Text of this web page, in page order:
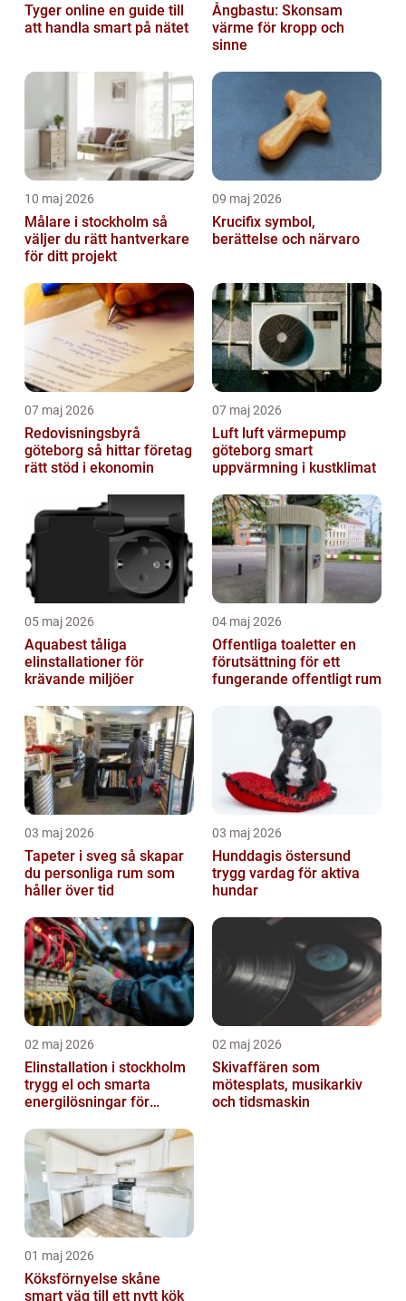
Tyger online en guide till
att handla smart på nätet
Ångbastu: Skonsam
värme för kropp och
sinne
10 maj 2026
Målare i stockholm så
väljer du rätt hantverkare
för ditt projekt
09 maj 2026
Krucifix symbol,
berättelse och närvaro
07 maj 2026
Redovisningsbyrå
göteborg så hittar företag
rätt stöd i ekonomin
07 maj 2026
Luft luft värmepump
göteborg smart
uppvärmning i kustklimat
05 maj 2026
Aquabest tåliga
elinstallationer för
krävande miljöer
04 maj 2026
Offentliga toaletter en
förutsättning för ett
fungerande offentligt rum
03 maj 2026
Tapeter i sveg så skapar
du personliga rum som
håller över tid
03 maj 2026
Hunddagis östersund
trygg vardag för aktiva
hundar
02 maj 2026
Elinstallation i stockholm
trygg el och smarta
energilösningar för
02 maj 2026
Skivaffären som
mötesplats, musikarkiv
och tidsmaskin
01 maj 2026
Köksförnyelse skåne
smart väg till ett nytt kök